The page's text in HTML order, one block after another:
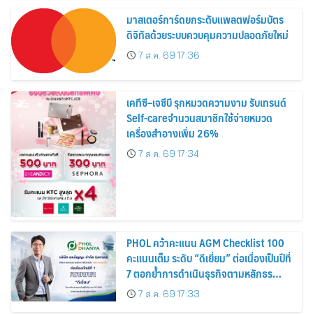
มาสเตอร์การ์ดยกระดับแพลตฟอร์มบัตร
ดิจิทัลด้วยระบบควบคุมความปลอดภัยใหม่
7 ส.ค. 69 17:36
เคทีซี–เจซีบี รุกหมวดความงาม รับเทรนด์
Self-careจำนวนสมาชิกใช้จ่ายหมวด
เครื่องสำอางเพิ่ม 26%
7 ส.ค. 69 17:34
PHOL คว้าคะแนน AGM Checklist 100
คะแนนเต็ม ระดับ “ดีเยี่ยม” ต่อเนื่องเป็นปีที่
7 ตอกย้ำการดำเนินธุรกิจตามหลักธร
รมาภิบาล โปร่งใส สร้างความเชื่อมั่นผู้ถือ
หุ้น
7 ส.ค. 69 17:33